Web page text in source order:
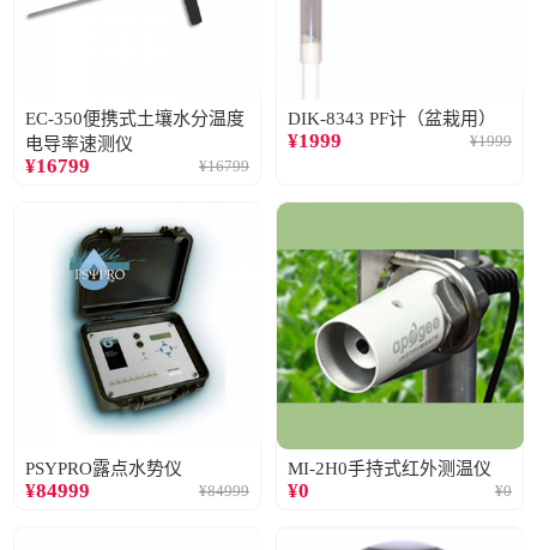
EC-350便携式土壤水分温度
电导率速测仪
¥16799 ¥16799
DIK-8343 PF计（盆栽用）
¥1999 ¥1999
PSYPRO露点水势仪
¥84999 ¥84999
MI-2H0手持式红外测温仪
¥0 ¥0